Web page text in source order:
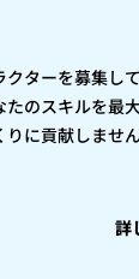
ターを募集し
のスキルを最
に貢献しませ
詳